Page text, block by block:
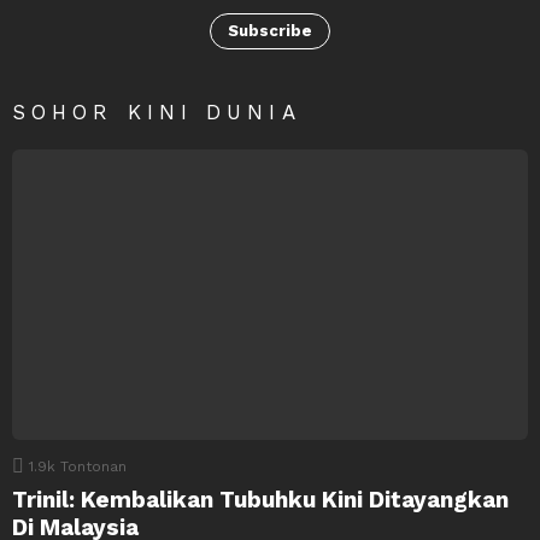
Subscribe
SOHOR KINI DUNIA
1.9k Tontonan
Trinil: Kembalikan Tubuhku Kini Ditayangkan
Di Malaysia